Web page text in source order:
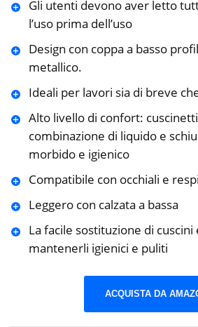
Gli utenti devono aver letto
l’uso prima dell’uso
Design con coppa a basso
metallico.
Ideali per lavori sia di breve
Alto livello di confort:
combinazione di liquido e
morbido e igienico
Compatibile con occhiali e
Leggero con calzata a bassa
La facile sostituzione di cuscini
mantenerli igienici e puliti
ACQUISTA DA